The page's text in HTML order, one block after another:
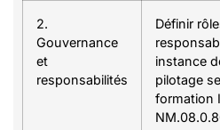
2.
Gouvernance
et
responsabilités
Définir
instance
pilotage
formation